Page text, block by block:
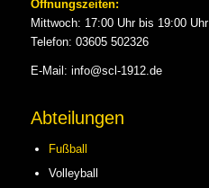
Öffnungszeiten:
Mittwoch: 17:00 Uhr bis 19:00 Uhr
Telefon: 03605 502326
E-Mail: info@scl-1912.de
Abteilungen
Fußball
Volleyball